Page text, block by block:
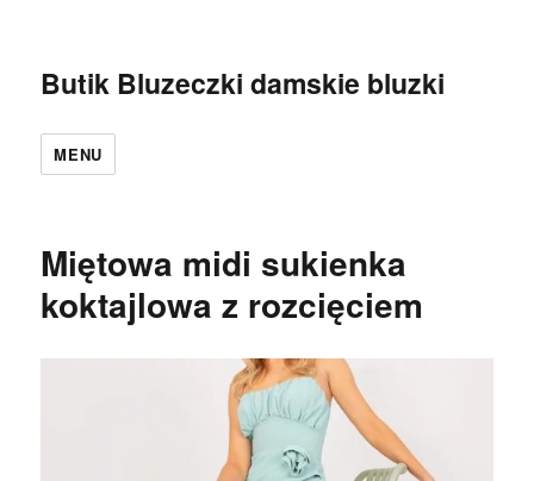
Butik Bluzeczki damskie bluzki
MENU
Miętowa midi sukienka
koktajlowa z rozcięciem